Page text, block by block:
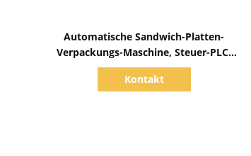
Automatische Sandwich-Platten-
Verpackungs-Maschine, Steuer-PLC-
Platten-Schrumpfverpackungs-Laden
100kg
Kontakt